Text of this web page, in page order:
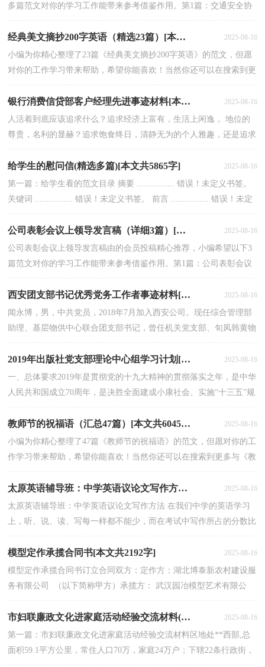
多篇范文对你的学习工作能带来参考借鉴作用。第1篇：交通安全协
经典美文摘抄200字英语（精选23篇）[本文共4597字] 2025-08-16
小编为你精心整理了23篇《经典美文摘抄200字英语》的范文，但愿
对你的工作学习带来帮助，希望你能喜欢！当然你还可以在搜索到更
银行消费信贷部客户经理先进事迹材料[本文共1252字] 2025-08-16
人活着到底应该追求什么？追求经济上富有，生活上闲逸， 地位的
尊贵，名利的显赫？追求饱食终日，清静无为的个人雅趣，还是追求
给学生的慰问信(精选多篇)[本文共5865字] 2025-08-16
第一篇：给学生看的范文目录 摘要 ................ 错误！未定义书签。
关键词 ................ 错误！未定义书签。 前言 ................ 错误！未定
公司表彰会议上领导发言稿（详细3篇）[本文共4041字] 2025-08-16
公司表彰会议上领导发言稿由的会员投稿精心推荐，小编希望以下3
篇范文对你的学习工作能带来参考借鉴作用。第1篇：公司表彰会议
西安团支部书记优秀党务工作者事迹材料[本文共1347字] 2025-08-16
闻永博，男，中共党员，2018年7月加入西安公司。现任综合管理部
助理、基层物供中心联合团支部书记，曾任机关党支部、旬凤韩黄物
2019年出版社党支部理论中心组学习计划[本文共4687字] 2025-08-16
一、总体要求2019年是贯彻党的十九大精神的贯彻落实之年，是中华
人民共和国成立70周年，是决胜全面建成小康社会、实施“十三五”规
教师节的祝福语（汇总47篇）[本文共60455字] 2025-08-16
小编为你精心整理了47篇《教师节的祝福语》的范文，但愿对你的工
作学习带来帮助，希望你能喜欢！当然你还可以在搜索到更多与《教
太原英语辅导班：中学英语议论文写作方法[本文共809字] 2025-08-16
太原英语辅导班：中学英语议论文写作方法 在我们中学的英语学习
上，听、说、读、写每一样都不能少，而在考试中写作所占的分数比
模型定作承揽合同书[本文共2192字] 2025-08-16
模型定作承揽合同书订立合同双方：定作方：湖北博泰新农村建设服
务有限公司 （以下简称甲方）承揽方： 武汉园冶模型艺术有限公
市妇联廉政文化进家庭活动经验交流材料(精选多篇)[本文共10211字] 2025-08-16
第一篇：市妇联廉政文化进家庭活动经验交流材料区地处**西部,总
面积59.1平方公里，常住人口70万，家庭24万户；下辖22条行政街，